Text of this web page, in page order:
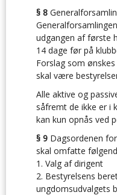
§ 8
udgangen af første
14 dage før på
Forslag som
skal være
Alle aktive og
såfremt de ikke er i
kan kun opnås ved
§ 9 Dagsordenen
skal omfatte
1. Valg af dirigent
2. Bestyrelsens
ungdomsudvalgets